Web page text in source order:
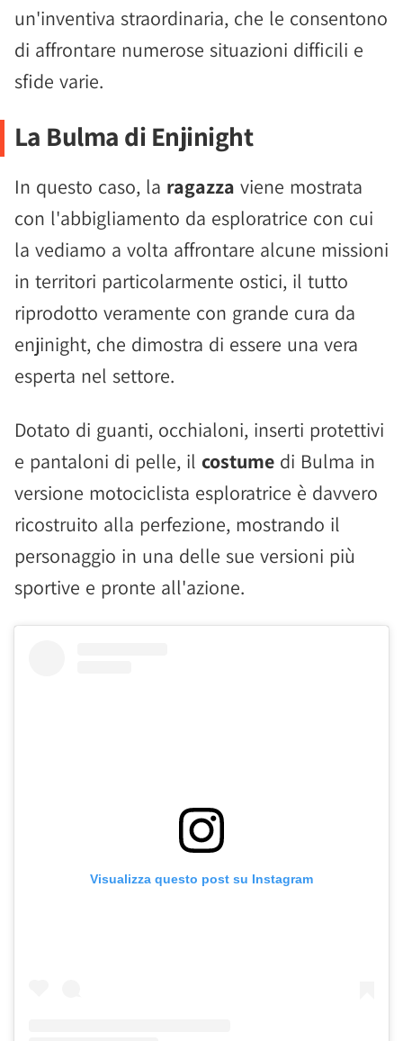
un'inventiva straordinaria, che le consentono
di affrontare numerose situazioni difficili e
sfide varie.
La Bulma di Enjinight
In questo caso, la ragazza viene mostrata
con l'abbigliamento da esploratrice con cui
la vediamo a volta affrontare alcune missioni
in territori particolarmente ostici, il tutto
riprodotto veramente con grande cura da
enjinight, che dimostra di essere una vera
esperta nel settore.
Dotato di guanti, occhialoni, inserti protettivi
e pantaloni di pelle, il costume di Bulma in
versione motociclista esploratrice è davvero
ricostruito alla perfezione, mostrando il
personaggio in una delle sue versioni più
sportive e pronte all'azione.
Visualizza questo post su Instagram